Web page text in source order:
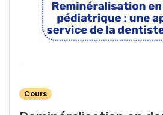
Cours